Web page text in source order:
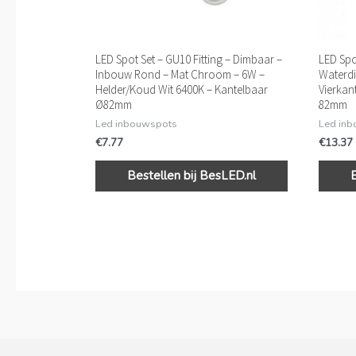
LED Spot Set – GU10 Fitting – Dimbaar –
Inbouw Rond – Mat Chroom – 6W –
Helder/Koud Wit 6400K – Kantelbaar
Ø82mm
Led inbouwspots
€7.77
Bestellen bij BesLED.nl
LED
82mm
Led
€13.37